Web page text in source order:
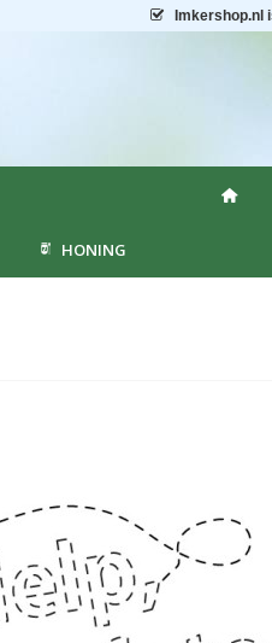
Imkershop.nl
HONING